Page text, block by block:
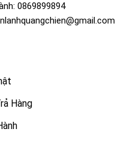
0869899894
Hàng